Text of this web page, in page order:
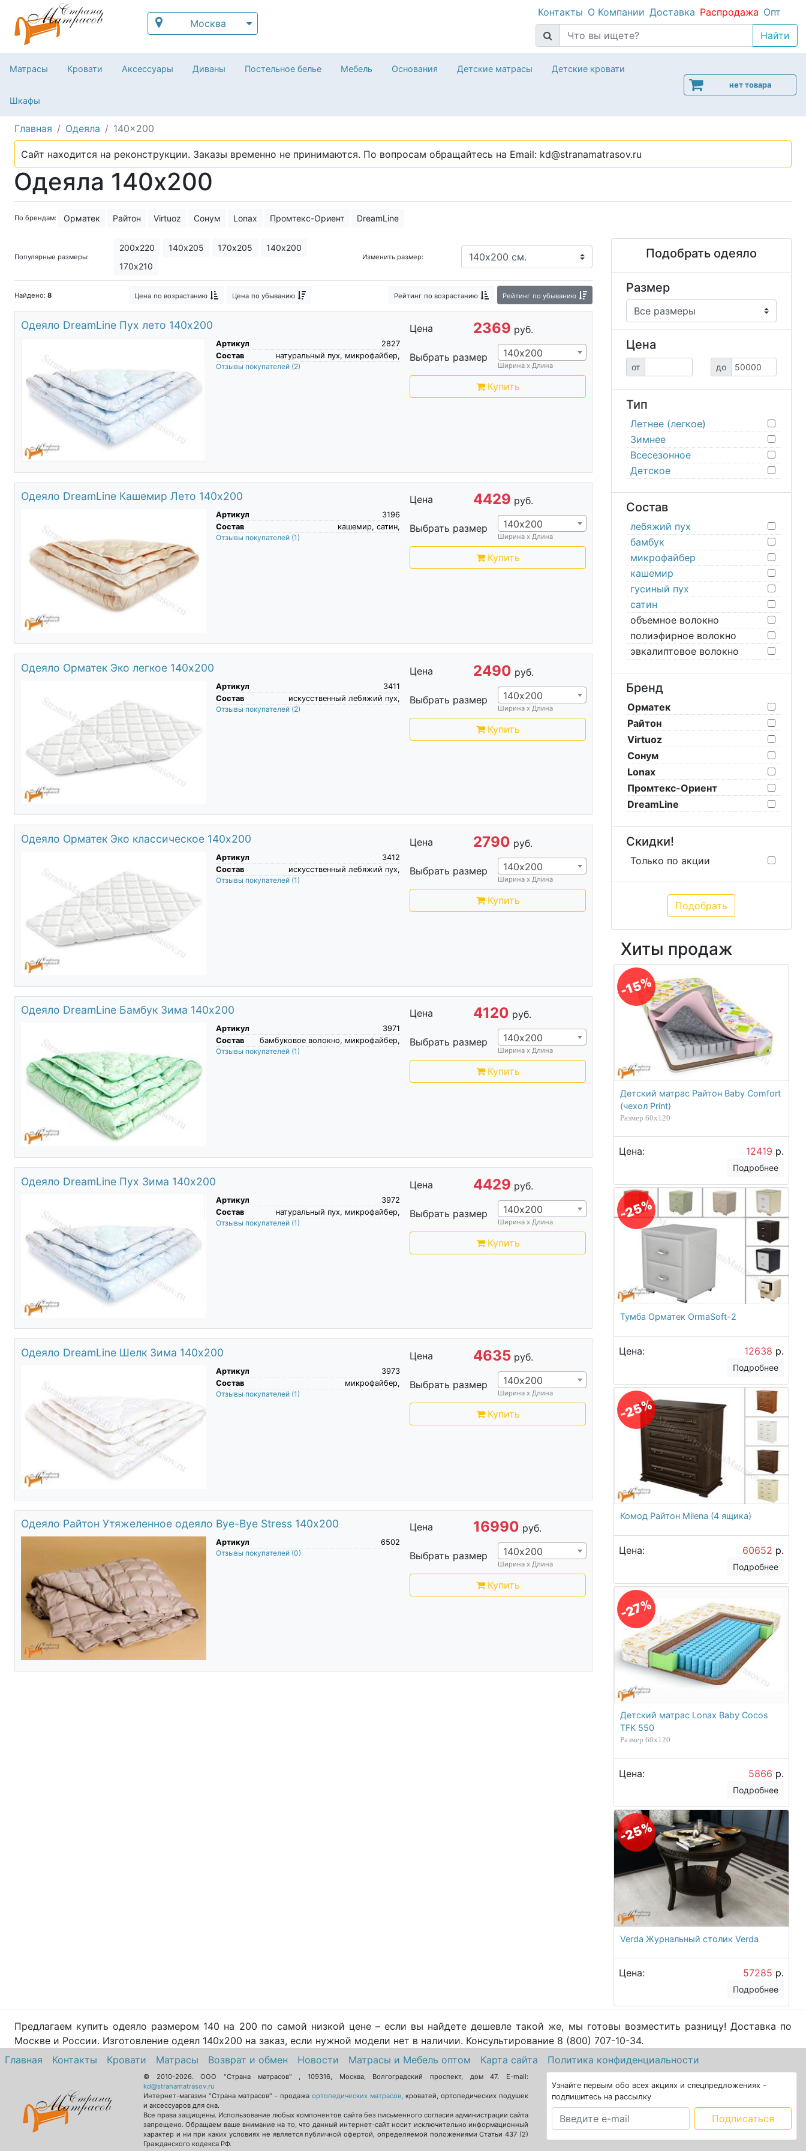
Москва
Контакты О Компании Доставка Распродажа Опт
Матрасы Кровати Аксессуары Диваны Постельное белье Мебель Основания Детские матрасы Детские кровати
Шкафы
нет товара
Главная Одеяла 140x200
Сайт находится на реконструкции. Заказы временно не принимаются. По вопросам обращайтесь на Email: kd@stranamatrasov.ru
Одеяла 140х200
По брендам: Орматек Райтон Virtuoz Сонум Lonax Промтекс-Ориент DreamLine
Популярные размеры:
200х220 140х205 170х205
140х200
170х210
Изменить размер:
Найдено: 8 Цена по возрастанию Цена по убыванию Рейтинг по возрастанию Рейтинг по убыванию
Одеяло DreamLine Пух лето 140х200
Артикул
2827
Состав
натуральный пух, микрофайбер,
Отзывы покупателей (2)
Цена 2369 руб.
Выбрать размер 140х200
Ширина х Длина
Купить
Одеяло DreamLine Кашемир Лето 140х200
Артикул
3196
Состав
кашемир, сатин,
Отзывы покупателей (1)
Цена 4429 руб.
Выбрать размер 140х200
Ширина х Длина
Купить
Одеяло Орматек Эко легкое 140х200
Артикул
3411
Состав
искусственный лебяжий пух,
Отзывы покупателей (2)
Цена 2490 руб.
Выбрать размер 140х200
Ширина х Длина
Купить
Одеяло Орматек Эко классическое 140х200
Артикул
3412
Состав
искусственный лебяжий пух,
Отзывы покупателей (1)
Цена 2790 руб.
Выбрать размер 140х200
Ширина х Длина
Купить
Одеяло DreamLine Бамбук Зима 140х200
Артикул
3971
Состав
бамбуковое волокно, микрофайбер,
Отзывы покупателей (1)
Цена 4120 руб.
Выбрать размер 140х200
Ширина х Длина
Купить
Одеяло DreamLine Пух Зима 140х200
Артикул
3972
Состав
натуральный пух, микрофайбер,
Отзывы покупателей (1)
Цена 4429 руб.
Выбрать размер 140х200
Ширина х Длина
Купить
Одеяло DreamLine Шелк Зима 140х200
Артикул
3973
Состав
микрофайбер,
Отзывы покупателей (1)
Цена 4635 руб.
Выбрать размер 140х200
Ширина х Длина
Купить
Одеяло Райтон Утяжеленное одеяло Bye-Bye Stress 140х200
Артикул
6502
Отзывы покупателей (0)
Цена 16990 руб.
Выбрать размер 140х200
Ширина х Длина
Купить
Подобрать одеяло
Размер
Цена
от до
Тип
Летнее (легкое)
Зимнее
Всесезонное
Детское
Состав
лебяжий пух
бамбук
микрофайбер
кашемир
гусиный пух
сатин
объемное волокно
полиэфирное волокно
эвкалиптовое волокно
Бренд
Орматек
Райтон
Virtuoz
Сонум
Lonax
Промтекс-Ориент
DreamLine
Скидки!
Только по акции
Хиты продаж
-15%
Детский матрас Райтон Baby Comfort
(чехол Print)
Размер 60х120
Цена: 12419 р.
Подробнее
-25%
Тумба Орматек OrmaSoft-2
Цена: 12638 р.
Подробнее
-25%
Комод Райтон Milena (4 ящика)
Цена: 60652 р.
Подробнее
-27%
Детский матрас Lonax Baby Cocos
TFK 550
Размер 60х120
Цена: 5866 р.
Подробнее
-25%
Verda Журнальный столик Verda
Цена: 57285 р.
Подробнее
Предлагаем купить одеяло размером 140 на 200 по самой низкой цене – если вы найдете дешевле такой же, мы готовы возместить разницу! Доставка по
Москве и России. Изготовление одеял 140х200 на заказ, если нужной модели нет в наличии. Консультирование 8 (800) 707-10-34.
Главная
Контакты Кровати Матрасы Возврат и обмен Новости Матрасы и Мебель оптом Карта сайта Политика конфиденциальности
© 2010-2026.ООО "Страна матрасов" ,109316, Москва, Волгоградский проспект, дом 47. E-mail:
kd@stranamatrasov.ru
Интернет-магазин "Страна матрасов" - продажа ортопедических матрасов, кроватей, ортопедических подушек
и аксессуаров для сна.
Все права защищены. Использование любых компонентов сайта без письменного согласия администрации сайта
запрещено. Обращаем ваше внимание на то, что данный интернет-сайт носит исключительно информационный
характер и ни при каких условиях не является публичной офертой, определяемой положениями Статьи 437 (2)
Гражданского кодекса РФ.
Узнайте первым обо всех акциях и спецпредложениях -
подпишитесь на рассылку